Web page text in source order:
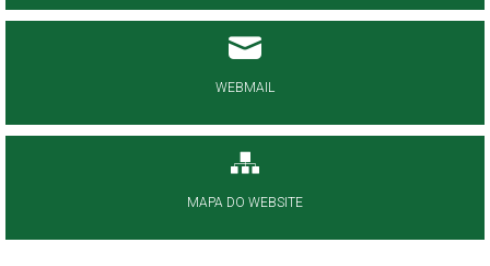
WEBMAIL
MAPA DO WEBSITE